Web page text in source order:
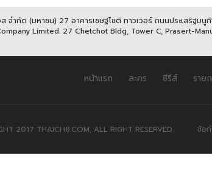
จำกัด (มหาชน) 27 อาคารเชษฐโชติ ทาวเวอร์ ถนนประเสริฐม
Limited. 27 Chetchot Bldg, Tower C, Prasert-
หน้าแรก ละคร ซีรีส์ ราย
2017 THAICH8.COM, ALL RIGHT RESERVED. ข้อ